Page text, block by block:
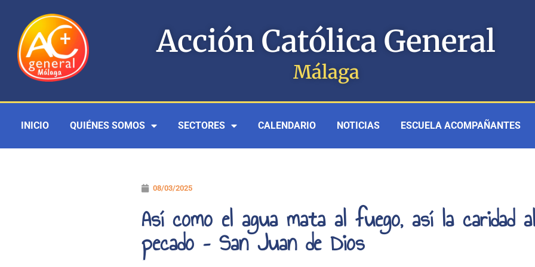
contenido
Acción Católica General
Málaga
INICIO QUIÉNES SOMOS SECTORES CALENDARIO NOTICIAS ESCUELA ACOMPAÑANTES
08/03/2025
Así como el agua mata al fuego, así la caridad al
pecado – San Juan de Dios